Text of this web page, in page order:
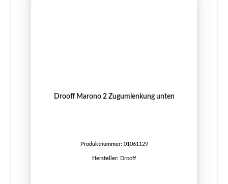
Drooff Marono 2 Zugumlenkung unten
Produktnummer: 01061129
Hersteller: Drooff